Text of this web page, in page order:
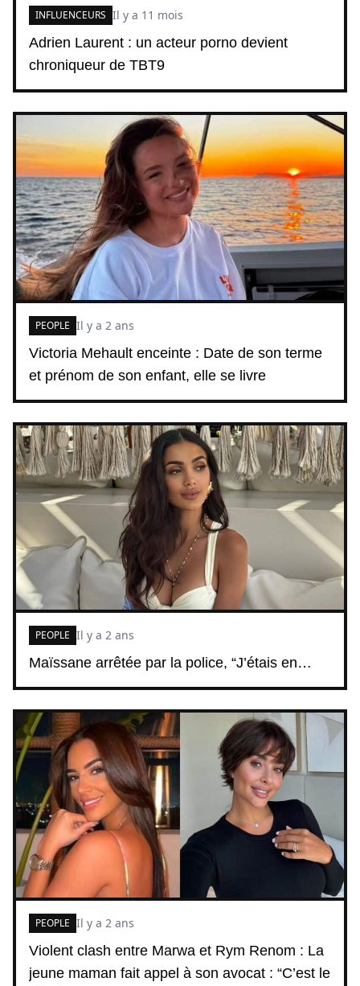
Adrien Laurent : un acteur porno devient
chroniqueur de TBT9
INFLUENCEURS Il y a 11 mois
Victoria Mehault enceinte : Date de son terme
et prénom de son enfant, elle se livre
PEOPLE Il y a 2 ans
Maïssane arrêtée par la police, “J’étais en…
PEOPLE Il y a 2 ans
Violent clash entre Marwa et Rym Renom : La
jeune maman fait appel à son avocat : “C’est le
PEOPLE Il y a 2 ans